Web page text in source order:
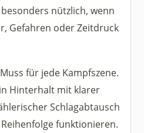
nützlich, wenn
Gefahren oder Zeitdruck
für jede Kampfszene.
Hinterhalt mit klarer
Schlagabtausch
funktionieren.